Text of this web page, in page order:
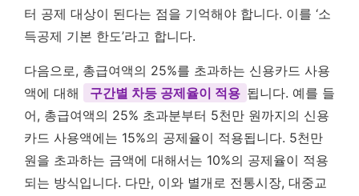
터 공제 대상이 된다는 점을 기억해야 합니다. 이를 ‘소
득공제 기본 한도’라고 합니다.
다음으로, 총급여액의 25%를 초과하는 신용카드 사용
액에 대해
구간별 차등 공제율이 적용 됩니다. 예를 들
어, 총급여액의 25% 초과분부터 5천만 원까지의 신용
카드 사용액에는 15%의 공제율이 적용됩니다. 5천만
원을 초과하는 금액에 대해서는 10%의 공제율이 적용
되는 방식입니다. 다만, 이와 별개로 전통시장, 대중교